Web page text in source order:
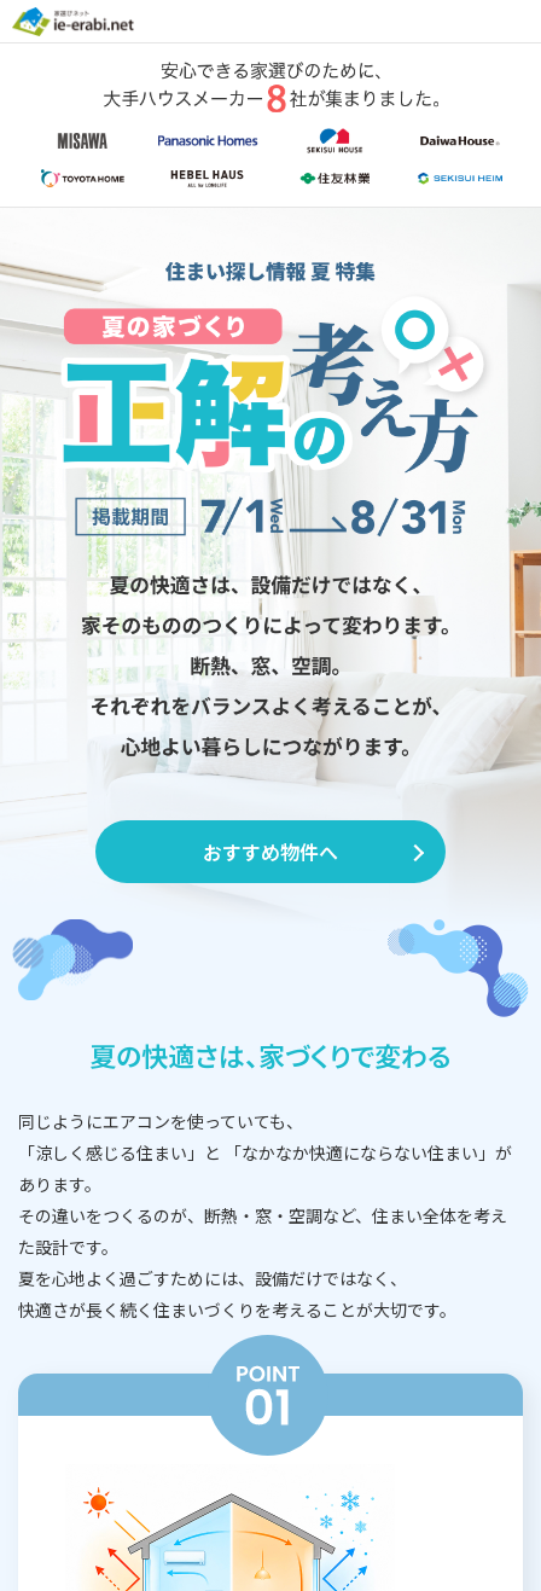
おすすめ物件へ
夏の快適さは、家づくりで変わる
同じようにエアコンを使っていても、
「涼しく感じる住まい」と 「なかなか快適にならない住まい」が
あります。
その違いをつくるのが、断熱・窓・空調など、住まい全体を考え
た設計です。
夏を心地よく過ごすためには、設備だけではなく、
快適さが長く続く住まいづくりを考えることが大切です。